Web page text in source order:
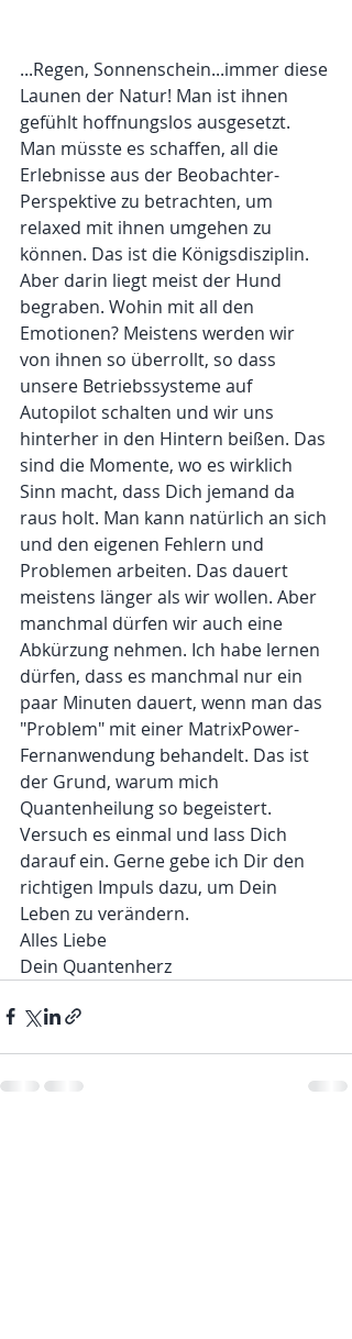
...Regen, Sonnenschein...immer diese
Launen der Natur! Man ist ihnen
gefühlt hoffnungslos ausgesetzt.
Man müsste es schaffen, all die
Erlebnisse aus der Beobachter-
Perspektive zu betrachten, um
relaxed mit ihnen umgehen zu
können. Das ist die Königsdisziplin.
Aber darin liegt meist der Hund
begraben. Wohin mit all den
Emotionen? Meistens werden wir
von ihnen so überrollt, so dass
unsere Betriebssysteme auf
Autopilot schalten und wir uns
hinterher in den Hintern beißen. Das
sind die Momente, wo es wirklich
Sinn macht, dass Dich jemand da
raus holt. Man kann natürlich an sich
und den eigenen Fehlern und
Problemen arbeiten. Das dauert
meistens länger als wir wollen. Aber
manchmal dürfen wir auch eine
Abkürzung nehmen. Ich habe lernen
dürfen, dass es manchmal nur ein
paar Minuten dauert, wenn man das
"Problem" mit einer MatrixPower-
Fernanwendung behandelt. Das ist
der Grund, warum mich
Quantenheilung so begeistert.
Versuch es einmal und lass Dich
darauf ein. Gerne gebe ich Dir den
richtigen Impuls dazu, um Dein
Leben zu verändern.
Alles Liebe
Dein Quantenherz